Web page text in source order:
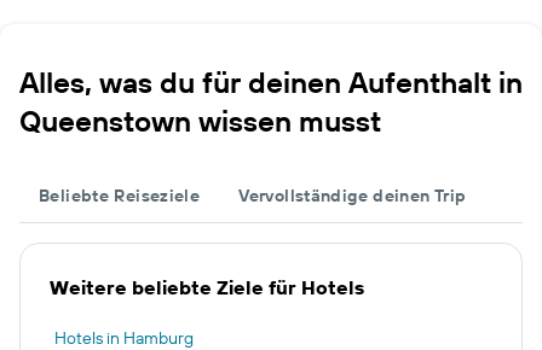
Alles, was du für deinen Aufenthalt in
Queenstown wissen musst
Beliebte Reiseziele Vervollständige deinen Trip
Weitere beliebte Ziele für Hotels
Hotels in Hamburg